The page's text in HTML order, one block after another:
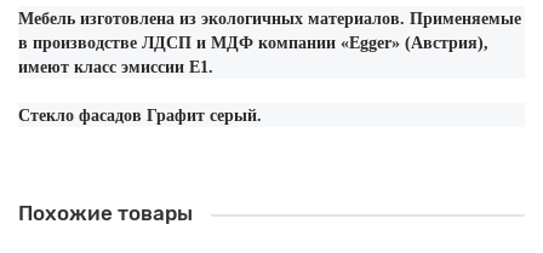
Мебель изготовлена из экологичных материалов. Применяемые
в производстве ЛДСП и МДФ компании «Egger» (Австрия),
имеют класс эмиссии Е1.
Стекло фасадов Графит серый.
Похожие товары